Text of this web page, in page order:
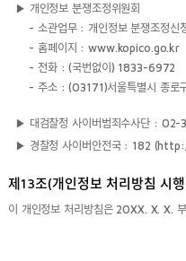
▶ 개인정보 분쟁조정위원회
- 소관업무 : 개인정보 분쟁조정신
- 홈페이지 : www.kopico.go.kr
- 전화 : (국번없이) 1833-6972
- 주소 : (03171)서울특별시 종로
▶ 대검찰청 사이버범죄수사단 :
▶ 경찰청 사이버안전국 : 182
제13조(개인정보 처리방침 시
이 개인정보 처리방침은 20XX. X. X.